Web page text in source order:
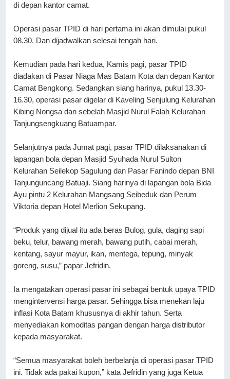
di depan kantor camat.
Operasi pasar TPID di hari pertama ini akan dimulai pukul
08.30. Dan dijadwalkan selesai tengah hari.
Kemudian pada hari kedua, Kamis pagi, pasar TPID
diadakan di Pasar Niaga Mas Batam Kota dan depan Kantor
Camat Bengkong. Sedangkan siang harinya, pukul 13.30-
16.30, operasi pasar digelar di Kaveling Senjulung Kelurahan
Kibing Nongsa dan sebelah Masjid Nurul Falah Kelurahan
Tanjungsengkuang Batuampar.
Selanjutnya pada Jumat pagi, pasar TPID dilaksanakan di
lapangan bola depan Masjid Syuhada Nurul Sulton
Kelurahan Seilekop Sagulung dan Pasar Fanindo depan BNI
Tanjunguncang Batuaji. Siang harinya di lapangan bola Bida
Ayu pintu 2 Kelurahan Mangsang Seibeduk dan Perum
Viktoria depan Hotel Merlion Sekupang.
“Produk yang dijual itu ada beras Bulog, gula, daging sapi
beku, telur, bawang merah, bawang putih, cabai merah,
kentang, sayur mayur, ikan, mentega, tepung, minyak
goreng, susu,” papar Jefridin.
Ia mengatakan operasi pasar ini sebagai bentuk upaya TPID
mengintervensi harga pasar. Sehingga bisa menekan laju
inflasi Kota Batam khususnya di akhir tahun. Serta
menyediakan komoditas pangan dengan harga distributor
kepada masyarakat.
“Semua masyarakat boleh berbelanja di operasi pasar TPID
ini. Tidak ada pakai kupon,” kata Jefridin yang juga Ketua